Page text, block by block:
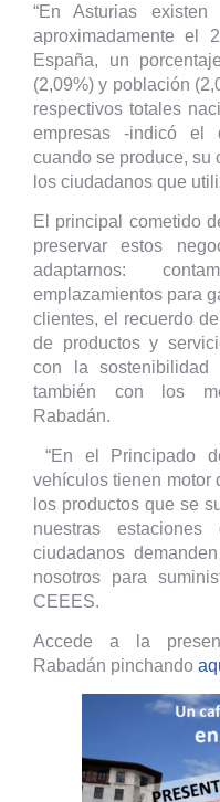
“En Asturias
aproximadamente el
España, un
(2,09%) y población
respectivos totales
empresas -indicó el
cuando se produce, su
los ciudadanos que
El principal cometido
preservar estos
adaptarnos:
emplazamientos para
clientes, el recuerdo
de productos y
con la
también con los
Rabadán.
“En el Principado
vehículos tienen motor
los productos que se
nuestras
ciudadanos
nosotros para
CEEES.
Accede a la
Rabadán pinchando